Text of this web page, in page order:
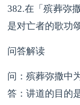
382.在「殡葬弥
是对亡者的歌功
问答解读
问：殡葬弥撒中
答：讲道的目的